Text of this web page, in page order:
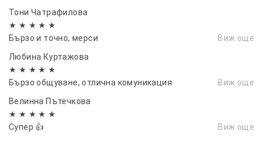
Тони Чатрафилова
★ ★ ★ ★ ★
Бързо и точно, мерси
Виж още
Любина Куртажова
★ ★ ★ ★ ★
Бързо общуване, отлична комуникация
Виж още
Велинна Пътечкова
★ ★ ★ ★ ★
Супер 👍
Виж още